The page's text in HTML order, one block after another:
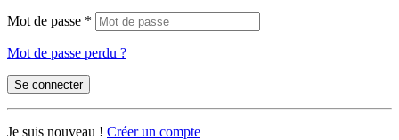
Mot de passe *
Mot de passe perdu ?
Se connecter
Je suis nouveau ! Créer un compte